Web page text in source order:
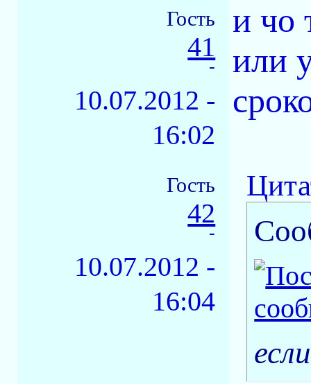
Гость
41
-
10.07.2012 -
16:02
и чо
или
Гость
42
-
10.07.2012 -
16:04